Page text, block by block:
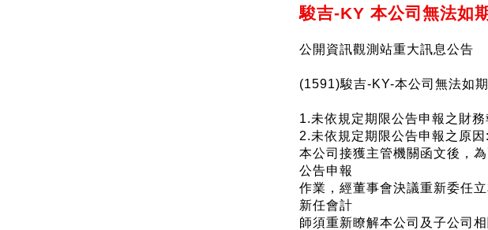
駿吉-KY 本公司無法如
公開資訊觀測站重大訊息公告
(1591)駿吉-KY-本公司無法如
1.未依規定期限公告申報之財
2.未依規定期限公告申報之原因:
本公司接獲主管機關函文後，
公告申報
作業，經董事會決議重新委任
新任會計
師須重新瞭解本公司及子公司